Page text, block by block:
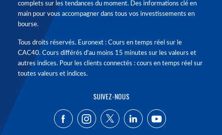
complets sur les tendances du moment. Des informations clé en
main pour vous accompagner dans tous vos investissements en
bourse.
Tous droits réservés. Euronext : Cours en temps réel sur le
CAC40. Cours différés d'au moins 15 minutes sur les valeurs et
autres indices. Pour les clients connectés : cours en temps réel sur
toutes valeurs et indices.
SUIVEZ-NOUS